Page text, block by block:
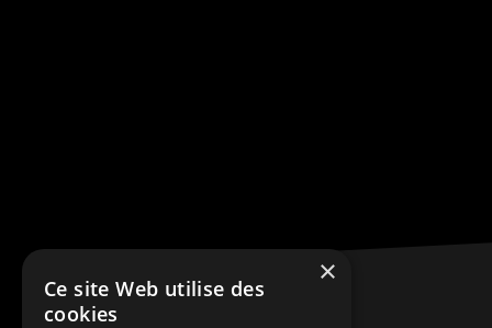
×
Ce site Web utilise des
cookies